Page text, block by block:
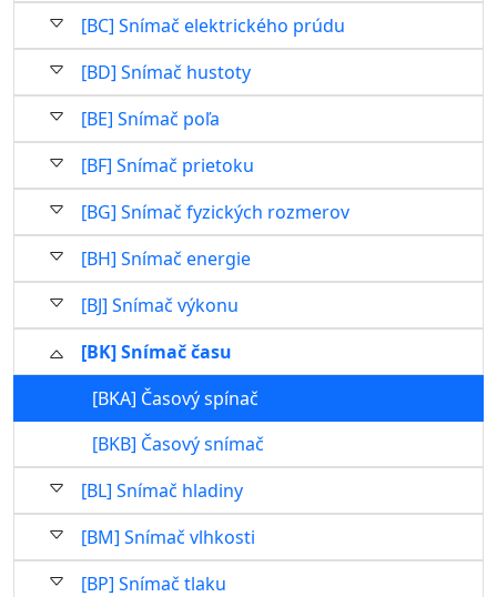
[BC] Snímač elektrického prúdu
[BD] Snímač hustoty
[BE] Snímač poľa
[BF] Snímač prietoku
[BG] Snímač fyzických rozmerov
[BH] Snímač energie
[BJ] Snímač výkonu
[BK] Snímač času
[BKA] Časový spínač
[BKB] Časový snímač
[BL] Snímač hladiny
[BM] Snímač vlhkosti
[BP] Snímač tlaku